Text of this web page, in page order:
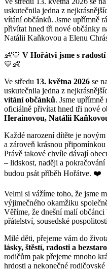
uskutečnila jedna z
vítání občánků. Jsme upřímně
přivítat hned tři nové občánky
Natálii Kaňkovou a Elenu
👶💛 V Hořátvi jsme s
💛👶
Ve středu 13. května 2026 se
uskutečnila jedna z
vítání občánků. Jsme upřímně
oficiálně přivítat hned tři nové
Herainovou, Natálii
Každé narození dítěte je
a zároveň krásnou
Právě takové chvíle dávají
– lidskost, naději a
budou psát příběh Hořátve. ❤️
Velmi si vážíme toho, že jsme
výjimečného okamžiku
Věříme, že dnešní malí
přátelství, sousedské
Milé děti, přejeme vám do
lásky, štěstí, radosti a
rodičům pak přejeme mnoho
hrdosti a nekonečné rodičovské